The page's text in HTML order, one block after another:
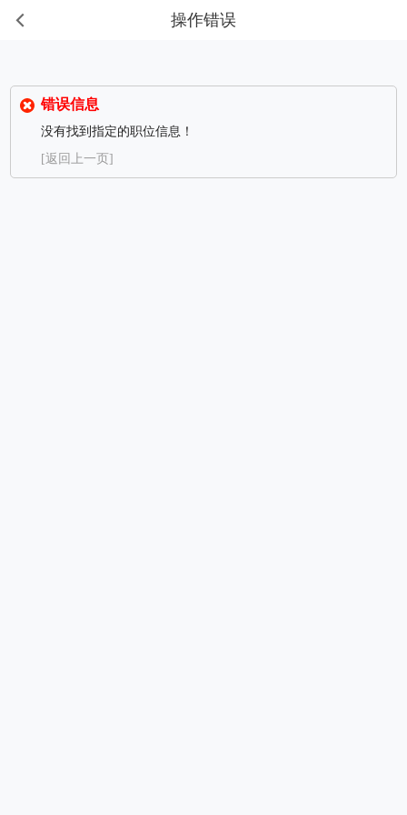
操作错误
错误信息
没有找到指定的职位信息！
[返回上一页]